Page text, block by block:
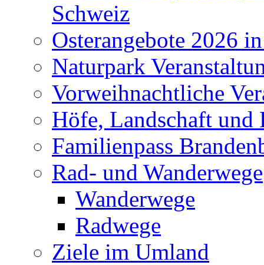
Schweiz
Osterangebote 2026
Naturpark
Vorweihnachtliche
Höfe, Landschaft und
Familienpass
Rad- und Wanderwege
Wanderwege
Radwege
Ziele im Umland